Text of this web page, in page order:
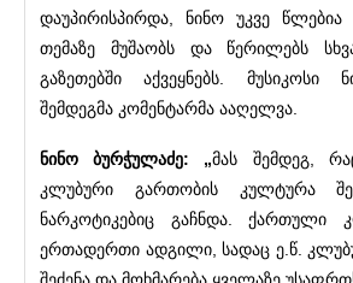
დაუპირისპირდა, ნინო უკვე წლებია
თემაზე მუშაობს და წერილებს
გაზეთებში აქვეყნებს. მუსიკოსი
შემდეგმა კომენტარმა ააღელვა.
ნინო ბურჭულაძე: „მას შემდეგ,
კლუბური გართობის კულტურა
ნარკოტიკებიც გაჩნდა. ქართული
ერთადერთი ადგილი, სადაც ე.წ.